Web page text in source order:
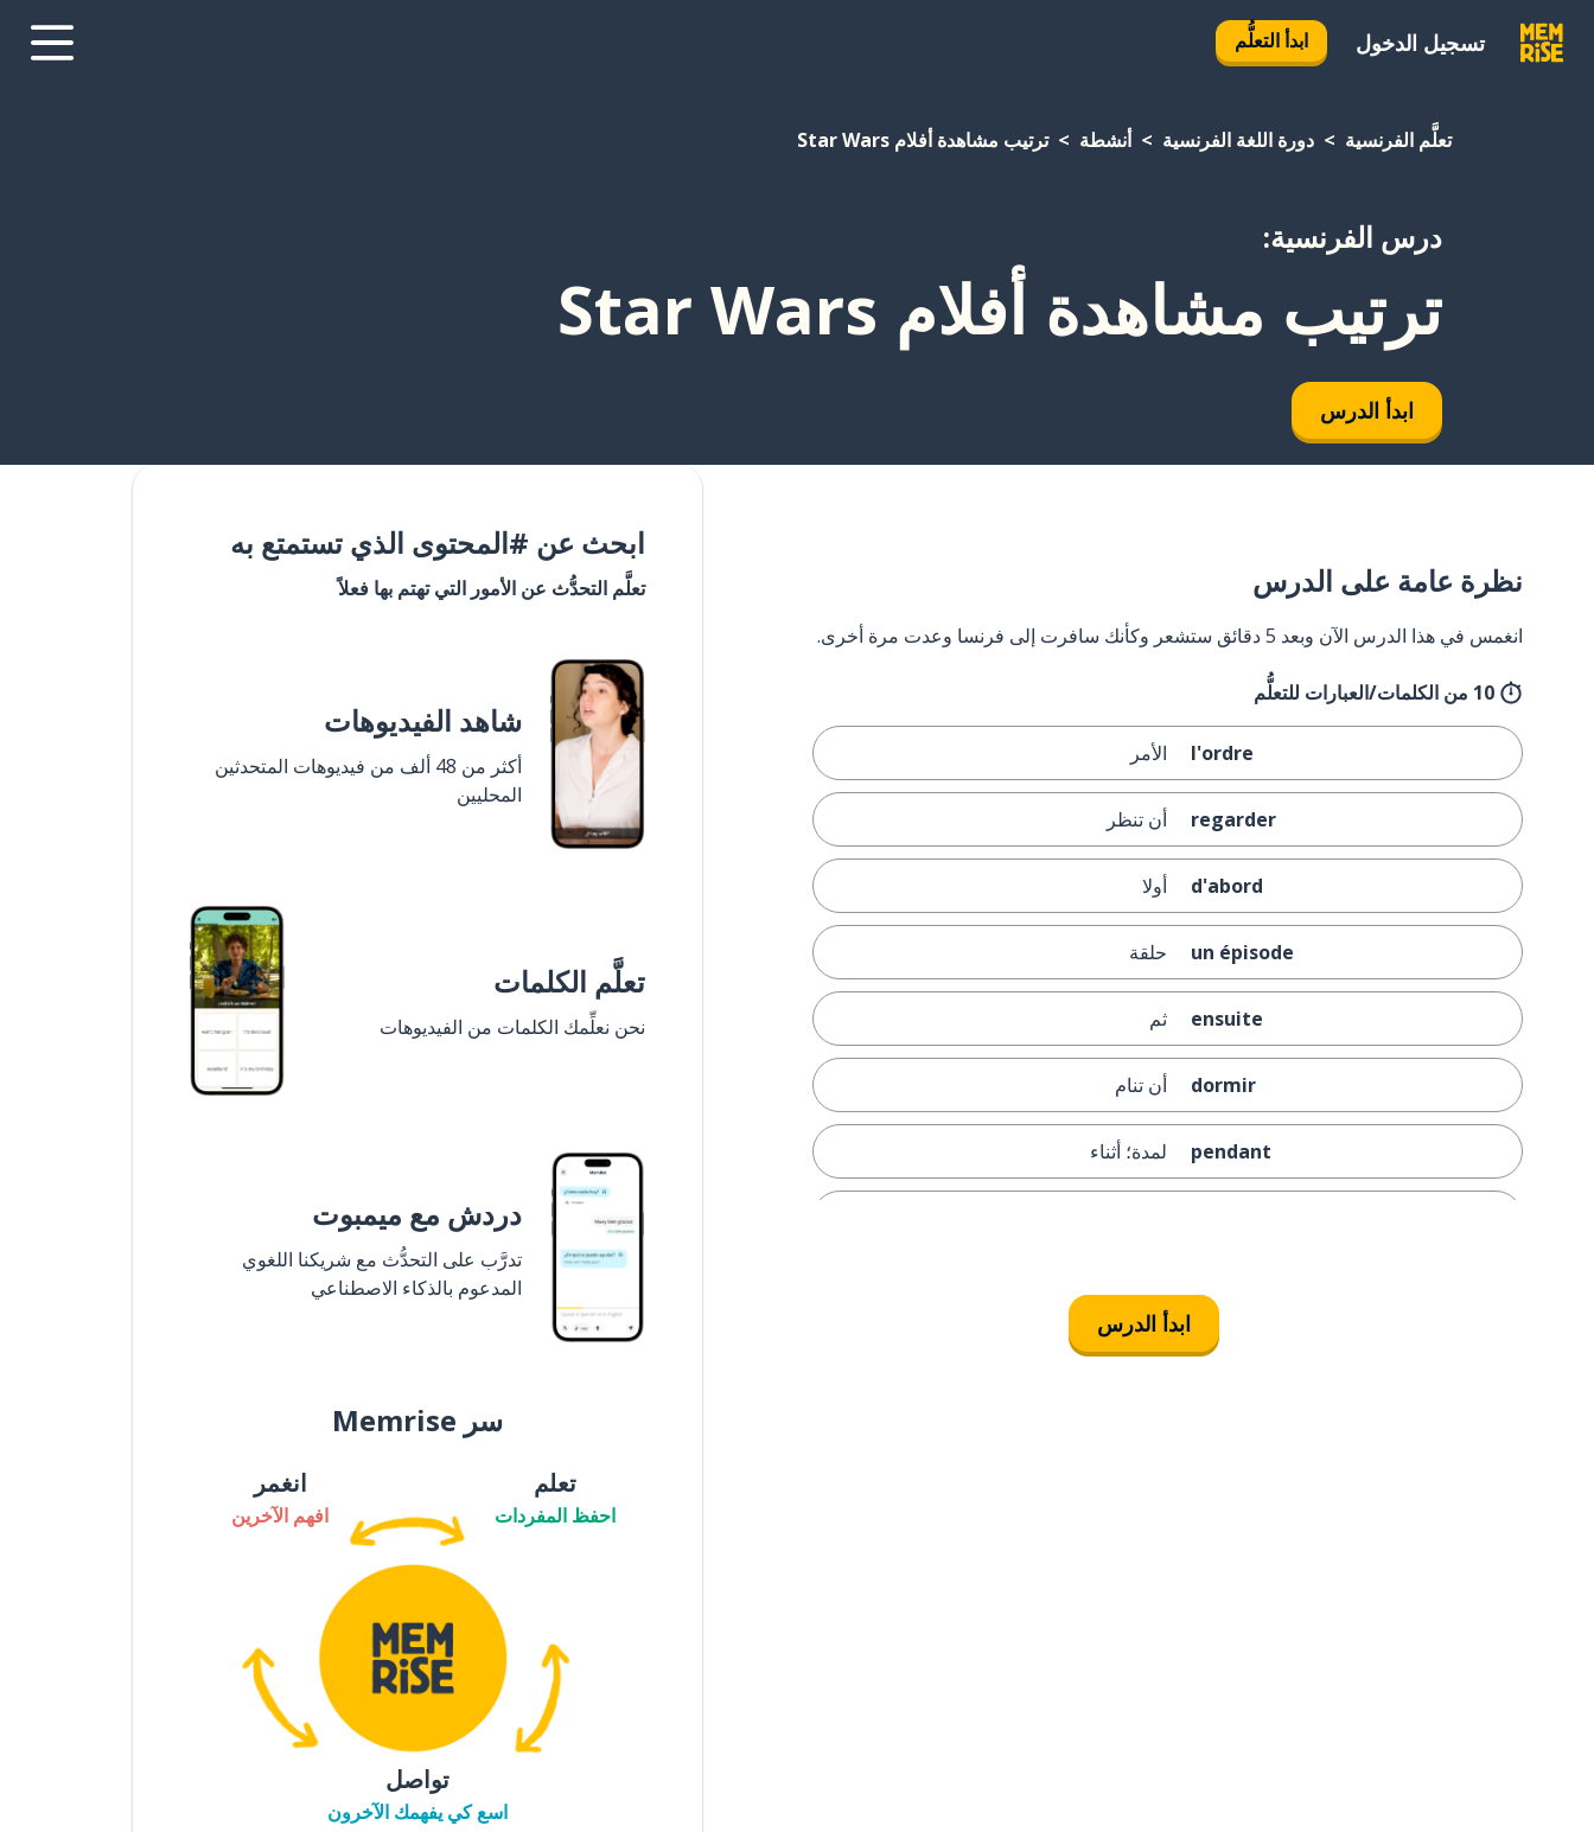
تسجيل الدخول ابدأ التعلُّم
تعلَّم الفرنسية دورة اللغة الفرنسية أنشطة ترتيب مشاهدة أفلام Star Wars
درس الفرنسية:
ترتيب مشاهدة أفلام Star Wars
ابدأ الدرس
نظرة عامة على الدرس
انغمس في هذا الدرس الآن وبعد 5 دقائق ستشعر وكأنك سافرت إلى فرنسا وعدت مرة أخرى.
10 من الكلمات/العبارات للتعلُّم
l'ordre الأمر
regarder أن تنظر
d'abord أولا
un épisode حلقة
ensuite ثم
dormir أن تنام
pendant لمدة؛ أثناء
correct; correcte صحيح؛ صحيحة
ابدأ الدرس
ابحث عن #المحتوى الذي تستمتع به
تعلَّم التحدُّث عن الأمور التي تهتم بها فعلاً
شاهد الفيديوهات
أكثر من 48 ألف من فيديوهات المتحدثين
المحليين
تعلَّم الكلمات
نحن نعلِّمك الكلمات من الفيديوهات
دردش مع ميمبوت
تدرَّب على التحدُّث مع شريكنا اللغوي
المدعوم بالذكاء الاصطناعي
سر Memrise
تعلم
احفظ المفردات
انغمر
افهم الآخرين
تواصل
اسع كي يفهمك الآخرون